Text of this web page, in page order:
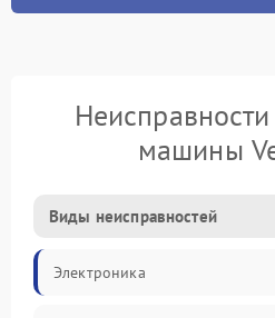
машины
Виды неисправностей
Электроника